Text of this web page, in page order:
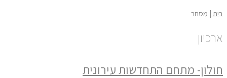
בית | מסחר
ארכיון
חולון- מתחם התחדשות עירונית